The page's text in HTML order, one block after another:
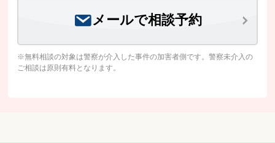
メールで相談予約
※無料相談の対象は警察が介入した事件の加害者側です。警察未介入の
ご相談は原則有料となります。